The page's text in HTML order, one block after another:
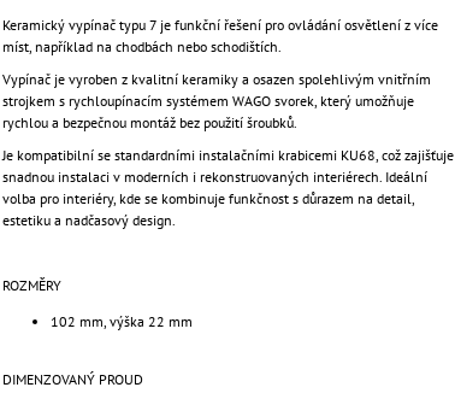
Keramický vypínač typu 7 je funkční řešení pro ovládání osvětlení z více
míst, například na chodbách nebo schodištích.
Vypínač je vyroben z kvalitní keramiky a osazen spolehlivým vnitřním
strojkem s rychloupínacím systémem WAGO svorek, který umožňuje
rychlou a bezpečnou montáž bez použití šroubků.
Je kompatibilní se standardními instalačními krabicemi KU68, což zajišťuje
snadnou instalaci v moderních i rekonstruovaných interiérech. Ideální
volba pro interiéry, kde se kombinuje funkčnost s důrazem na detail,
estetiku a nadčasový design.
ROZMĚRY
102 mm, výška 22 mm
DIMENZOVANÝ PROUD